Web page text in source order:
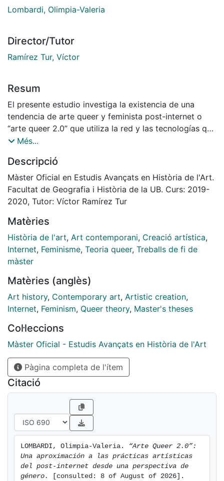
Lombardi, Olimpia-Valeria
Director/Tutor
Ramírez Tur, Víctor
Resum
El presente estudio investiga la existencia de una
tendencia de arte queer y feminista post-internet o
“arte queer 2.0” que utiliza la red y las tecnologías que
gravitan alrededor de internet como fuente de
activismo. Mediante cuatro estudios de caso, este
trabajo explora el potencial subversivo de las nuevas
tecnologíaspara promover discursos post-género,
post-identitarios, post-corpóreos y post-humanos,
asícomo configuraciones corporales contra-
hegemónicas. La investigación recolecta y analiza a la
luz de las teorías queer y cyberfeministas, prácticas
artísticas contemporáneas relacionadas con el
instalación, pasando por el arte biométrico y el arte
glitch.
Més...
Descripció
Màster Oficial en Estudis Avançats en Història de l'Art.
Facultat de Geografia i Història de la UB. Curs: 2019-
2020, Tutor: Víctor Ramírez Tur
Matèries
Història de l'art, Art contemporani, Creació artística,
Internet, Feminisme, Teoria queer, Treballs de fi de
màster
Matèries (anglès)
Art history, Contemporary art, Artistic creation,
Internet, Feminism, Queer theory, Master's theses
Col·leccions
Màster Oficial - Estudis Avançats en Història de l'Art
Pàgina completa de l'ítem
Citació
LOMBARDI, Olimpia-Valeria.
“Arte Queer 2.0”:
Una aproximación a las prácticas artísticas
del post-internet desde una perspectiva de
género.
[consulted: 8 of August of 2026].